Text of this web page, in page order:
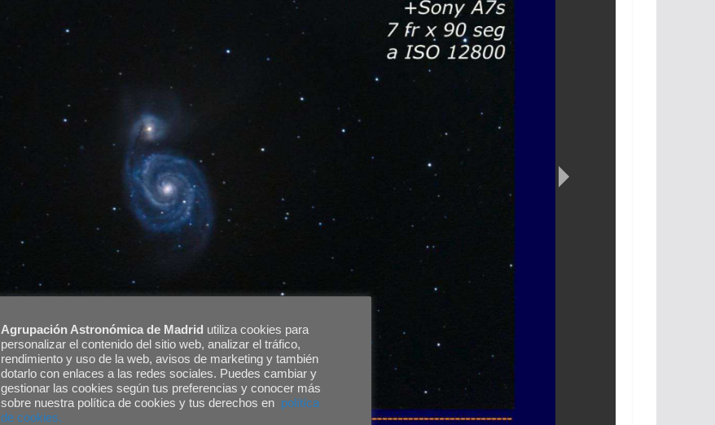
Agrupación Astronómica de Madrid utiliza cookies para
personalizar el contenido del sitio web, analizar el tráfico,
rendimiento y uso de la web, avisos de marketing y también
dotarlo con enlaces a las redes sociales. Puedes cambiar y
gestionar las cookies según tus preferencias y conocer más
sobre nuestra política de cookies y tus derechos en polítíca
de cookies.